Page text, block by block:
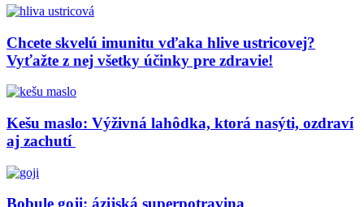
Chcete skvelú imunitu vďaka hlive ustricovej?
Vyťažte z nej všetky účinky pre zdravie!
Kešu maslo: Výživná lahôdka, ktorá nasýti, ozdraví
aj zachutí